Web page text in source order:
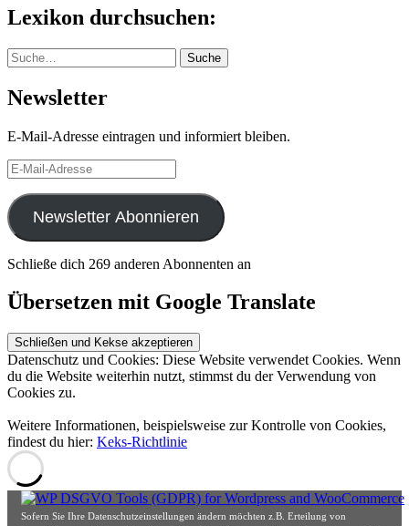
Lexikon durchsuchen:
Suche Suche
Newsletter
E-Mail-Adresse eintragen und informiert bleiben.
E-
Mail-
Adresse
Newsletter Abonnieren
Schließe dich 269 anderen Abonnenten an
Übersetzen mit Google Translate
Datenschutz und Cookies: Diese Website verwendet Cookies. Wenn
du die Website weiterhin nutzt, stimmst du der Verwendung von
Cookies zu.
Weitere Informationen, beispielsweise zur Kontrolle von Cookies,
findest du hier: Keks-Richtlinie
Sofern Sie Ihre Datenschutzeinstellungen ändern möchten z.B. Erteilung von